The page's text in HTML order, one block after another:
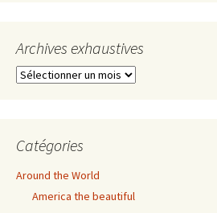
Archives exhaustives
Archives
Catégories
Around the World
America the beautiful